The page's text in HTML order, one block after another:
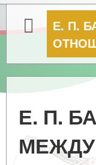
Е. П.
Е. П.